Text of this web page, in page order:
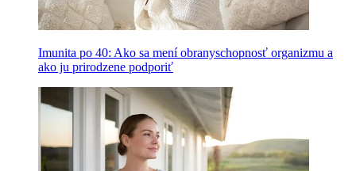
Imunita po 40: Ako sa mení obranyschopnosť organizmu a
ako ju prirodzene podporiť